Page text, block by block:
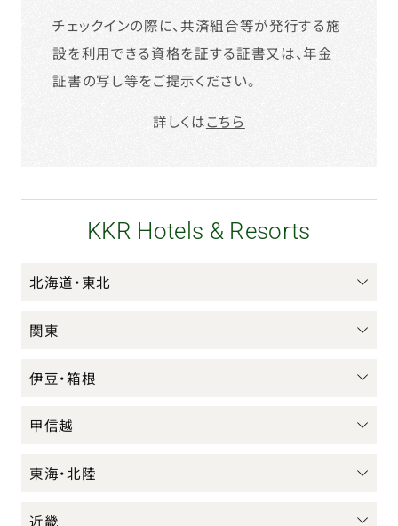
チェックインの際に、共済組合等が発行する施
設を利用できる資格を証する証書又は、年金
証書の写し等をご提示ください。
詳しくはこちら
KKR Hotels & Resorts
北海道・東北
関東
伊豆・箱根
甲信越
東海・北陸
近畿